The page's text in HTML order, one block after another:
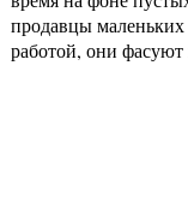
продавцы
работой, они фасуют